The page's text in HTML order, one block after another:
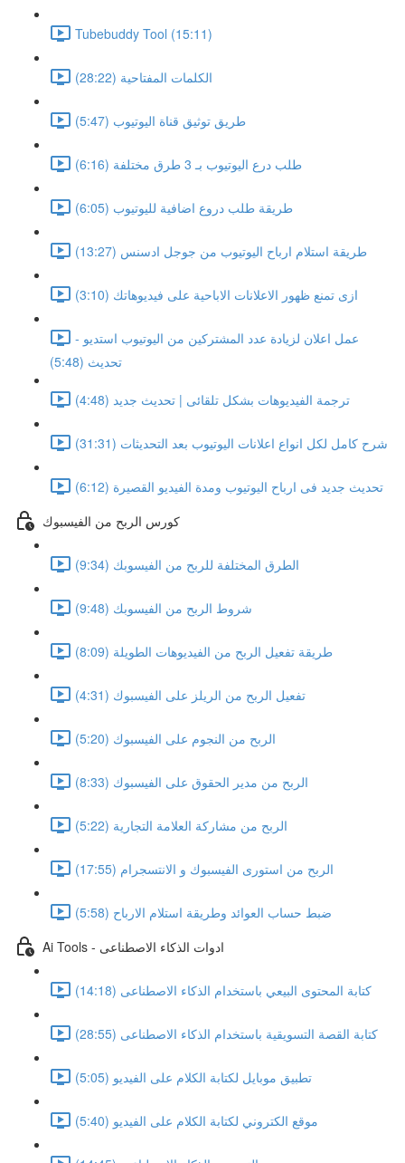
Tubebuddy Tool (15:11)
الكلمات المفتاحية (28:22)
طريق توثيق قناة اليوتيوب (5:47)
طلب درع اليوتيوب بـ 3 طرق مختلفة (6:16)
طريقة طلب دروع اضافية لليوتيوب (6:05)
طريقة استلام ارباح اليوتيوب من جوجل ادسنس (13:27)
ازى تمنع ظهور الاعلانات الاباحية على فيديوهاتك (3:10)
عمل اعلان لزيادة عدد المشتركين من اليوتيوب استديو -
تحديث (5:48)
ترجمة الفيديوهات بشكل تلقائى | تحديث جديد (4:48)
شرح كامل لكل انواع اعلانات اليوتيوب بعد التحديثات (31:31)
تحديث جديد فى ارباح اليوتيوب ومدة الفيديو القصيرة (6:12)
كورس الربح من الفيسبوك
الطرق المختلفة للربح من الفيسوبك (9:34)
شروط الربح من الفيسوبك (9:48)
طريقة تفعيل الربح من الفيديوهات الطويلة (8:09)
تفعيل الربح من الريلز على الفيسبوك (4:31)
الربح من النجوم على الفيسبوك (5:20)
الربح من مدير الحقوق على الفيسبوك (8:33)
الربح من مشاركة العلامة التجارية (5:22)
الربح من استورى الفيسبوك و الانتسجرام (17:55)
ضبط حساب العوائد وطريقة استلام الارباح (5:58)
Ai Tools - ادوات الذكاء الاصطناعى
كتابة المحتوى البيعي باستخدام الذكاء الاصطناعى (14:18)
كتابة القصة التسويقية باستخدام الذكاء الاصطناعى (28:55)
تطبيق موبايل لكتابة الكلام على الفيديو (5:05)
موقع الكتروني لكتابة الكلام على الفيديو (5:40)